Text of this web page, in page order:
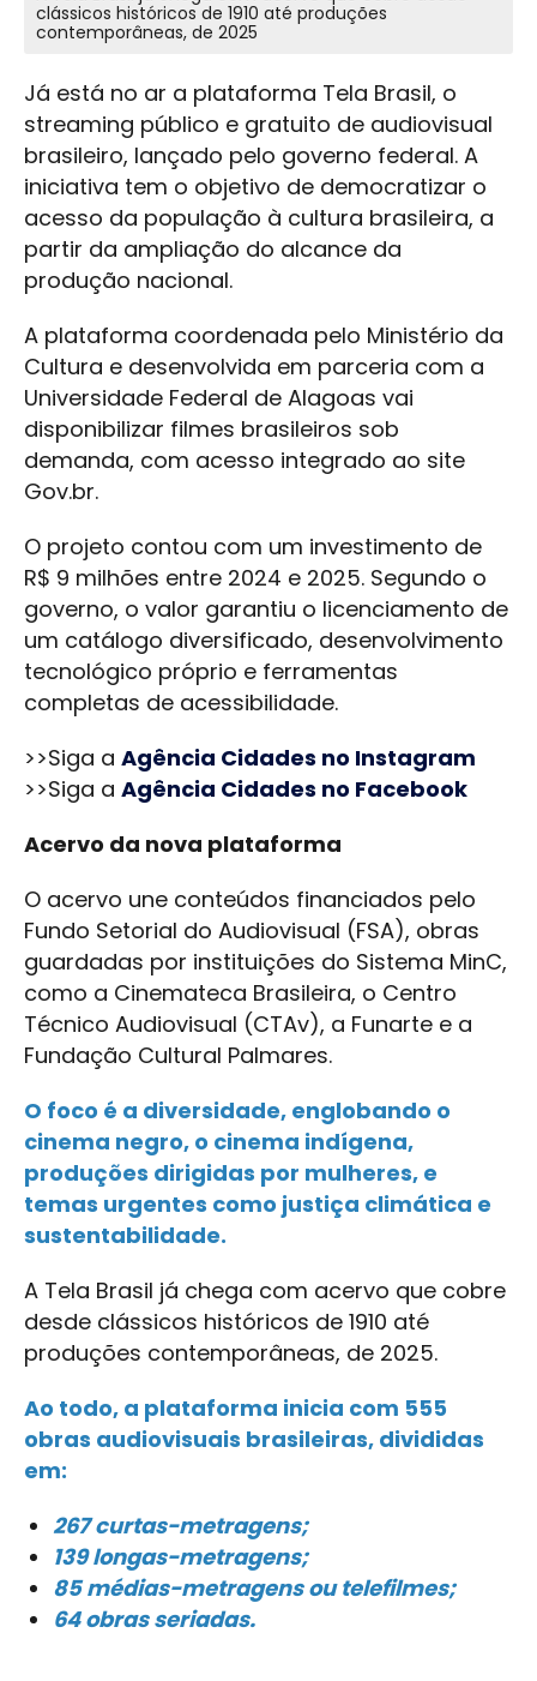
clássicos históricos de 1910 até produções
contemporâneas, de 2025
Já está no ar a plataforma Tela Brasil, o
streaming público e gratuito de audiovisual
brasileiro, lançado pelo governo federal. A
iniciativa tem o objetivo de democratizar o
acesso da população à cultura brasileira, a
partir da ampliação do alcance da
produção nacional.
A plataforma coordenada pelo Ministério da
Cultura e desenvolvida em parceria com a
Universidade Federal de Alagoas vai
disponibilizar filmes brasileiros sob
demanda, com acesso integrado ao site
Gov.br.
O projeto contou com um investimento de
R$ 9 milhões entre 2024 e 2025. Segundo o
governo, o valor garantiu o licenciamento de
um catálogo diversificado, desenvolvimento
tecnológico próprio e ferramentas
completas de acessibilidade.
>>Siga a Agência Cidades no Instagram
>>Siga a Agência Cidades no Facebook
Acervo da nova plataforma
O acervo une conteúdos financiados pelo
Fundo Setorial do Audiovisual (FSA), obras
guardadas por instituições do Sistema MinC,
como a Cinemateca Brasileira, o Centro
Técnico Audiovisual (CTAv), a Funarte e a
Fundação Cultural Palmares.
O foco é a diversidade, englobando o
cinema negro, o cinema indígena,
produções dirigidas por mulheres, e
temas urgentes como justiça climática e
sustentabilidade.
A Tela Brasil já chega com acervo que cobre
desde clássicos históricos de 1910 até
produções contemporâneas, de 2025.
Ao todo, a plataforma inicia com 555
obras audiovisuais brasileiras, divididas
em:
267 curtas-metragens;
139 longas-metragens;
85 médias-metragens ou telefilmes;
64 obras seriadas.